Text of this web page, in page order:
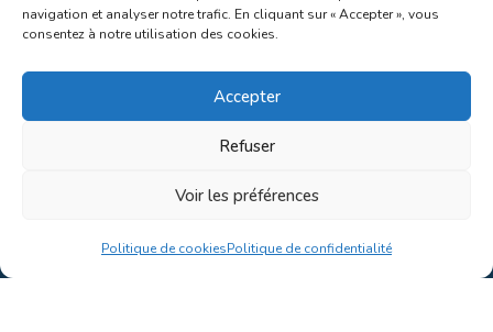
navigation et analyser notre trafic. En cliquant sur « Accepter », vous
consentez à notre utilisation des cookies.
Accepter
Refuser
Voir les préférences
Politique de cookiesPolitique de confidentialité
Liens gouvernements
Liens touristiques
Au coeur de la nature!